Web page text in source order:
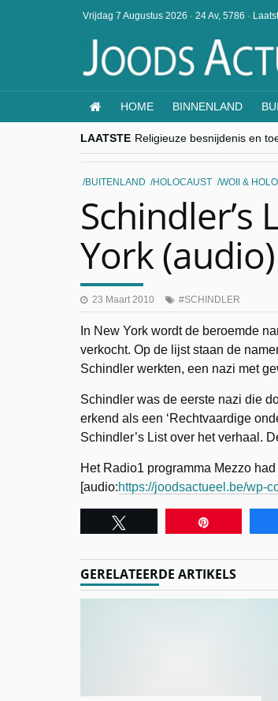
Vrijdag 7 Augustus 2026 · 24 Av, 5786 ·
HOME BINNENLAND
LAATSTE Religieuze besnijdenis en
“Besnijdenisdebat toont
CITYTRIP | ROEMENIË –
“Vandaag zit elke Jood in
BUITENLAND HOLOCAUST WOII &
Schindler’s
York (audio)
23 Maart 2010 SCHINDLER
In New York wordt de beroemde
verkocht. Op de lijst staan de
Schindler werkten, een nazi met
Schindler was de eerste nazi die
erkend als een ‘Rechtvaardige
Schindler’s List over het verhaal.
Het Radio1 programma Mezzo
[audio:https://joodsactueel.be/wp-
GERELATEERDE ARTIKELS